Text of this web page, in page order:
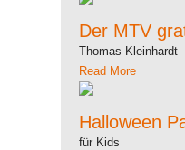
Der MTV
Thomas Kleinhardt
Read More
Halloween
für Kids